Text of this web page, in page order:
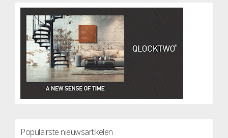
Populairste nieuwsartikelen